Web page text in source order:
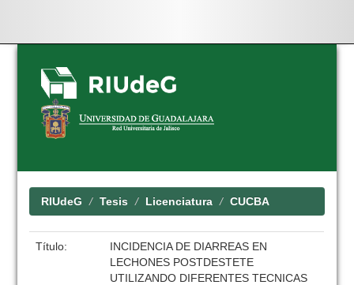
Skip
navigation
RIUdeG Tesis Licenciatura CUCBA
Título:
INCIDENCIA DE DIARREAS EN
LECHONES POSTDESTETE
UTILIZANDO DIFERENTES TECNICAS